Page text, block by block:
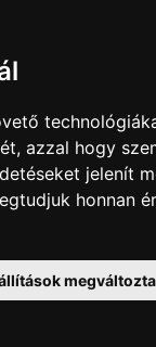
azzal hogy
jelenít
honnan